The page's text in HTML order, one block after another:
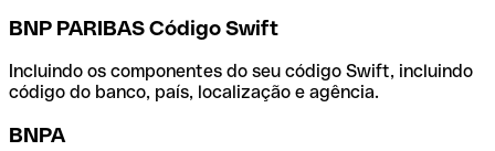
BNP PARIBAS Código Swift
Incluindo os componentes do seu código Swift, incluindo
código do banco, país, localização e agência.
BNPA